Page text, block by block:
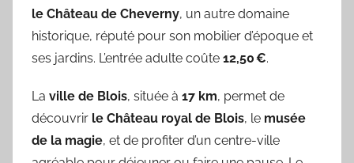
le Château de Cheverny, un autre domaine
historique, réputé pour son mobilier d’époque et
ses jardins. L’entrée adulte coûte 12,50 €.
La ville de Blois, située à 17 km, permet de
découvrir le Château royal de Blois, le musée
de la magie, et de profiter d’un centre-ville